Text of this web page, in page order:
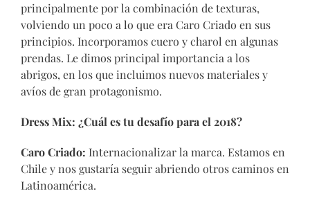
principalmente por la combinación de texturas,
volviendo un poco a lo que era Caro Criado en sus
principios. Incorporamos cuero y charol en algunas
prendas. Le dimos principal importancia a los
abrigos, en los que incluimos nuevos materiales y
avíos de gran protagonismo.
Dress Mix: ¿Cuál es tu desafío para el 2018?
Caro Criado: Internacionalizar la marca. Estamos en
Chile y nos gustaría seguir abriendo otros caminos en
Latinoamérica.